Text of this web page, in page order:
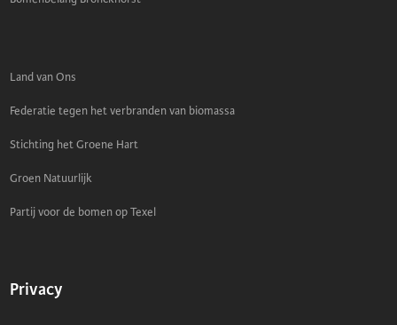
Land van Ons
Federatie tegen het verbranden van biomassa
Stichting het Groene Hart
Groen Natuurlijk
Partij voor de bomen op Texel
Privacy